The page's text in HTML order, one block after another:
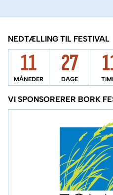
NEDTÆLLING TIL FESTIVAL
11
MÅNEDER
27
DAGE
VI SPONSORERER BORK